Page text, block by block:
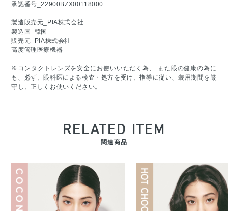
承認番号_22900BZX00118000
製造販売元_PIA株式会社
製造国_韓国
販売元_PIA株式会社
高度管理医療機器
※コンタクトレンズを安全にお使いいただく為、 また眼の健康の為に
も、必ず、眼科医による検査・処方を受け、指導に従い、装用期間を厳
守し、正しくお使いください。
RELATED ITEM
関連商品